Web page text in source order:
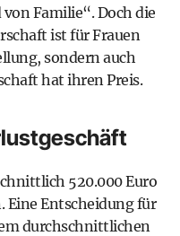
Familie“. Doch die
ist für Frauen
sondern auch
hat ihren Preis.
520.000 Euro
Eine Entscheidung für
durchschnittlichen